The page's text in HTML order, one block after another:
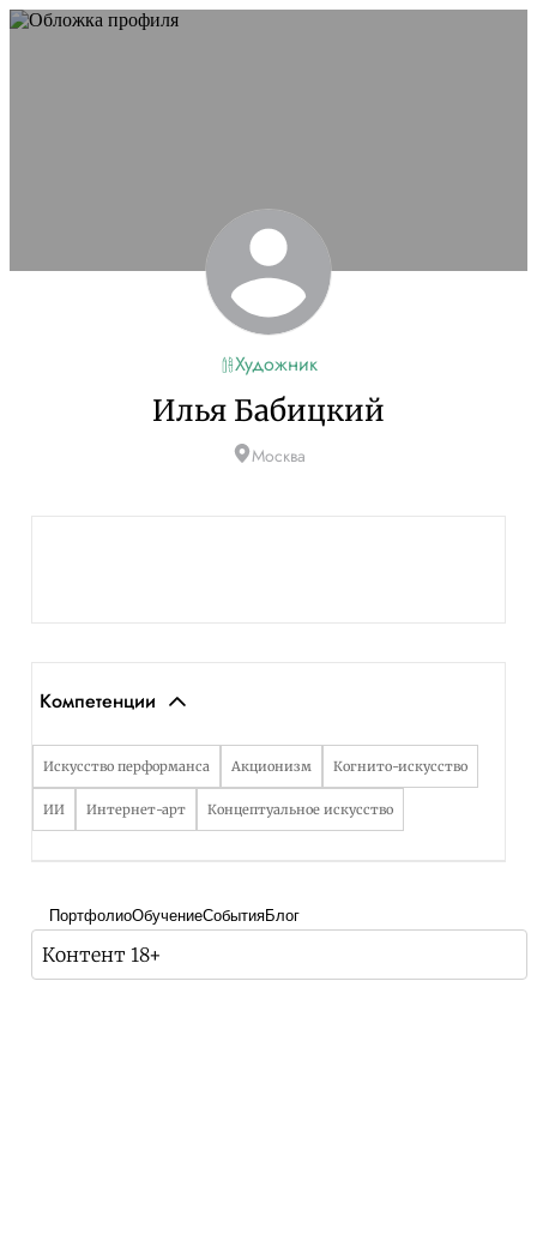
Художник
Илья Бабицкий
Москва
Компетенции
Искусство перформанса Акционизм Когнито-искусство
ИИ Интернет-арт Концептуальное искусство
ПортфолиоОбучениеСобытияБлог
Контент 18+